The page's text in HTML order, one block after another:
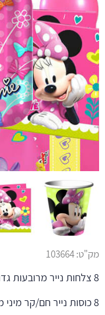
מק"ט:103664
8 צלחות נייר מרובעות גדולות מיני מאוס
8 כוסות נייר חם/קר מיני מאוס